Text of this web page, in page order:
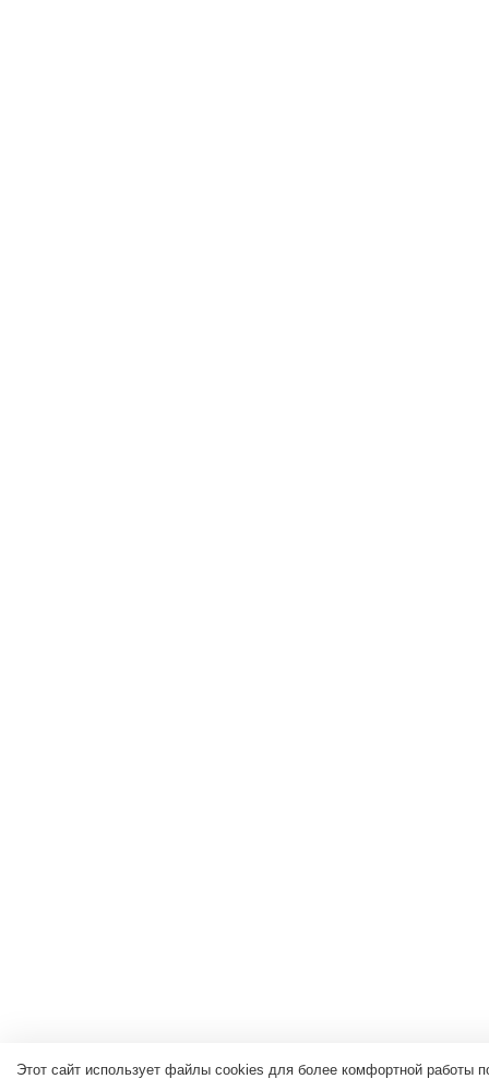
Этот сайт использует файлы cookies для более комфортной работы